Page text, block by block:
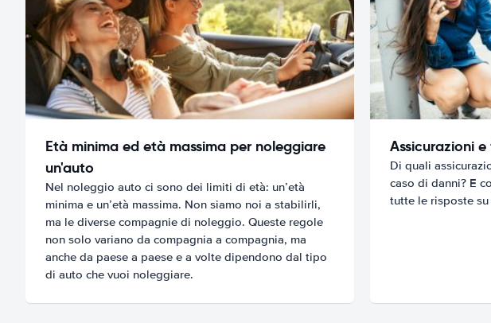
Età minima ed età massima per noleggiare
un'auto
Nel noleggio auto ci sono dei limiti di età: un’età
minima e un’età massima. Non siamo noi a stabilirli,
ma le diverse compagnie di noleggio. Queste regole
non solo variano da compagnia a compagnia, ma
anche da paese a paese e a volte dipendono dal tipo
di auto che vuoi noleggiare.
Assicurazioni
Di quali
caso di danni? E
tutte le risposte